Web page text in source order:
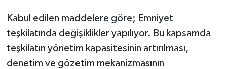
Kabul edilen maddelere göre; Emniyet
teşkilatında değişiklikler yapılıyor. Bu kapsamda
teşkilatın yönetim kapasitesinin artırılması,
denetim ve gözetim mekanizmasının